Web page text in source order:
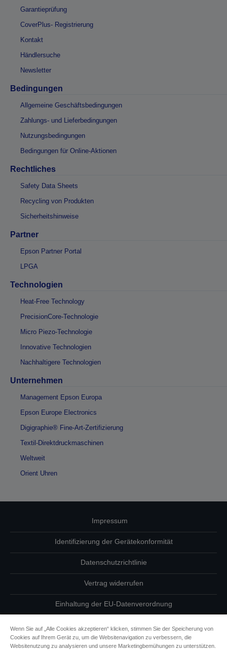
Garantieprüfung
CoverPlus- Registrierung
Kontakt
Händlersuche
Newsletter
Bedingungen
Allgemeine Geschäftsbedingungen
Zahlungs- und Lieferbedingungen
Nutzungsbedingungen
Bedingungen für Online-Aktionen
Rechtliches
Safety Data Sheets
Recycling von Produkten
Sicherheitshinweise
Partner
Epson Partner Portal
LPGA
Technologien
Heat-Free Technology
PrecisionCore-Technologie
Micro Piezo-Technologie
Innovative Technologien
Nachhaltigere Technologien
Unternehmen
Management Epson Europa
Epson Europe Electronics
Digigraphie® Fine-Art-Zertifizierung
Textil-Direktdruckmaschinen
Weltweit
Orient Uhren
Impressum
Identifizierung der Gerätekonformität
Datenschutzrichtlinie
Vertrag widerrufen
Einhaltung der EU-Datenverordnung
Informationen zu Cookies
Wenn Sie auf „Alle Cookies akzeptieren“ klicken, stimmen Sie der Speicherung von
Cookies auf Ihrem Gerät zu, um die Websitenavigation zu verbessern, die
Websitenutzung zu analysieren und unsere Marketingbemühungen zu unterstützen.